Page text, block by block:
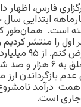
فارس، اظهار
است. همان‌طور
اول را منتشر
نفر اول را ارائه
محاسبات نشان می‌دهد که ۹۵
عدم بازگرداندن
قرارنگرفتن آن در فرایند تولید اقتصادی،